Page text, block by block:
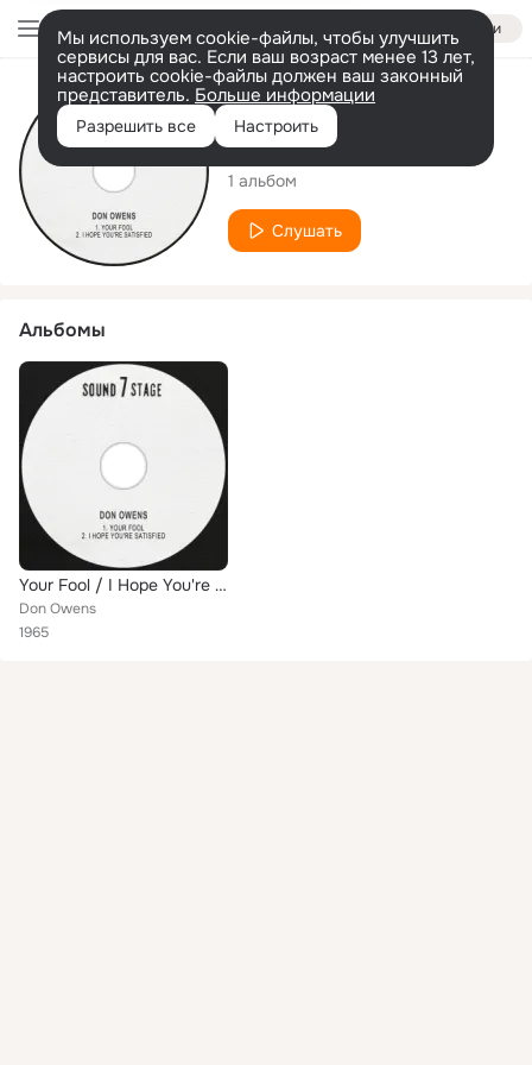
Войти
Мы используем cookie-файлы, чтобы улучшить
сервисы для вас. Если ваш возраст менее 13 лет,
настроить cookie-файлы должен ваш законный
представитель. Больше информации
Разрешить все Настроить
Исполнитель
Don Owens
1 альбом
Слушать
Альбомы
Your Fool / I Hope You're Satisfied
Don Owens
1965